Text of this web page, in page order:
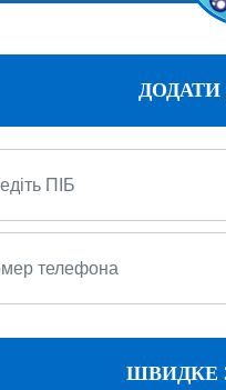
ШВИДКЕ